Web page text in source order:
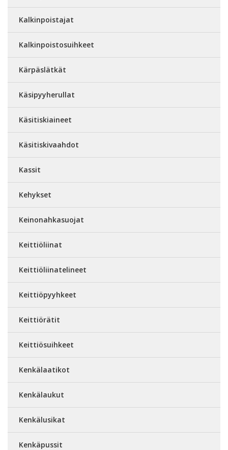
Kalkinpoistajat
Kalkinpoistosuihkeet
Kärpäslätkät
Käsipyyherullat
Käsitiskiaineet
Käsitiskivaahdot
Kassit
Kehykset
Keinonahkasuojat
Keittiöliinat
Keittiöliinatelineet
Keittiöpyyhkeet
Keittiörätit
Keittiösuihkeet
Kenkälaatikot
Kenkälaukut
Kenkälusikat
Kenkäpussit